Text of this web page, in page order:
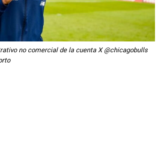
no comercial de la cuenta X @chicagobulls